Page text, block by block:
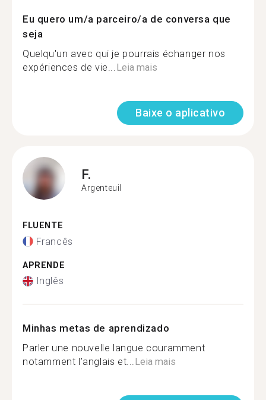
Eu quero um/a parceiro/a de conversa que
seja
Quelqu'un avec qui je pourrais échanger nos
expériences de vie...Leia mais
Baixe o aplicativo
F.
Argenteuil
FLUENTE
Francês
APRENDE
Inglês
Minhas metas de aprendizado
Parler une nouvelle langue couramment
notamment l’anglais et...Leia mais